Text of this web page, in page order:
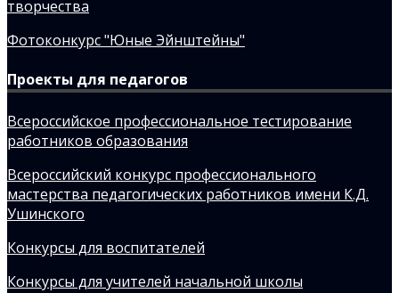
творчества
Фотоконкурс "Юные Эйнштейны"
Проекты для педагогов
Всероссийское профессиональное тестирование
работников образования
Всероссийский конкурс профессионального
мастерства педагогических работников имени К.Д.
Ушинского
Конкурсы для воспитателей
Конкурсы для учителей начальной школы